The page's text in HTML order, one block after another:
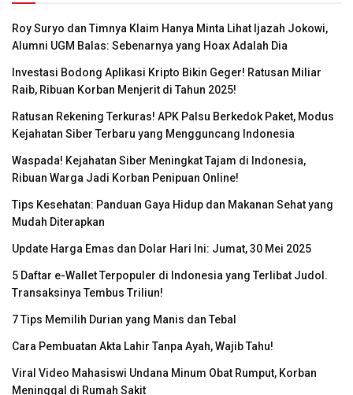
Roy Suryo dan Timnya Klaim Hanya Minta Lihat Ijazah Jokowi,
Alumni UGM Balas: Sebenarnya yang Hoax Adalah Dia
Investasi Bodong Aplikasi Kripto Bikin Geger! Ratusan Miliar
Raib, Ribuan Korban Menjerit di Tahun 2025!
Ratusan Rekening Terkuras! APK Palsu Berkedok Paket, Modus
Kejahatan Siber Terbaru yang Mengguncang Indonesia
Waspada! Kejahatan Siber Meningkat Tajam di Indonesia,
Ribuan Warga Jadi Korban Penipuan Online!
Tips Kesehatan: Panduan Gaya Hidup dan Makanan Sehat yang
Mudah Diterapkan
Update Harga Emas dan Dolar Hari Ini: Jumat, 30 Mei 2025
5 Daftar e-Wallet Terpopuler di Indonesia yang Terlibat Judol.
Transaksinya Tembus Triliun!
7 Tips Memilih Durian yang Manis dan Tebal
Cara Pembuatan Akta Lahir Tanpa Ayah, Wajib Tahu!
Viral Video Mahasiswi Undana Minum Obat Rumput, Korban
Meninggal di Rumah Sakit